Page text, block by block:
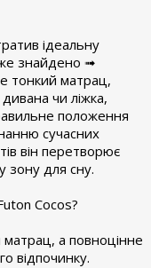
ідеальну
знайдено ➟
тонкий матрац,
чи ліжка,
положення
сучасних
він перетворює
зону для сну.
Cocos?
а повноцінне
відпочинку.